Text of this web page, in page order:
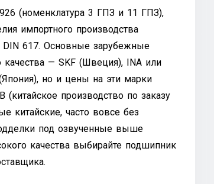
(номенклатура 3 ГПЗ и 11 ГПЗ),
импортного производства
DIN 617. Основные зарубежные
— SKF (Швеция), INA или
(Япония), но и цены на эти марки
производство по заказу
китайские, часто вовсе без
под озвученные выше
качества выбирайте подшипник